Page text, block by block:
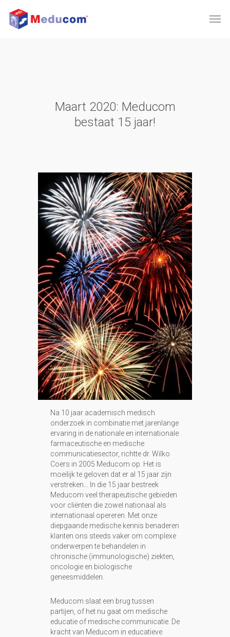
Maart 2020: Meducom
bestaat 15 jaar!
Na 10 jaar academisch medisch
onderzoek in combinatie met jarenlange
ervaring in de nationale en internationale
farmaceutische en medische
communicatiesector, richtte dr. Wilko
Coers in 2005 Meducom op. Het is
moeilijk te geloven dat er al 15 jaar zijn
verstreken… In die 15 jaar bestreek
Meducom veel therapeutische gebieden
voor cliënten die zowel nationaal als
internationaal opereren. Met onze
diepgaande medische kennis benaderen
klanten ons steeds vaker om complexe
onderwerpen te behandelen in
chronische (immunologische) ziekten,
oncologie en biologische
geneesmiddelen.
Meducom slaat een brug tussen
partijen, of het nu gaat om medische
educatie of medische communicatie. De
kracht van Meducom in educatieve